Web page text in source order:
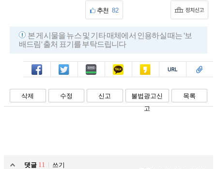
추천 82
본 게시물을 뉴스 및 기타 매체에서 인용하실 때는 '보
배드림' 출처 표기를 부탁드립니다
페북 트윗 밴드 카톡 카스 복사 스크랩
삭제 수정 신고
불법광고신
고
목록
댓글 11
쓰기